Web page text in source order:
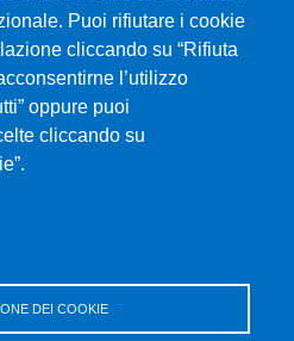
Puoi rifiutare i cookie
cliccando su “Rifiuta
l’utilizzo
oppure puoi
cliccando su
DEI COOKIE